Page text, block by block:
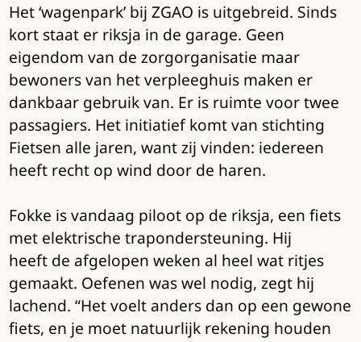
Het ‘wagenpark’ bij ZGAO is uitgebreid. Sinds
kort staat er riksja in de garage. Geen
eigendom van de zorgorganisatie maar
bewoners van het verpleeghuis maken er
dankbaar gebruik van. Er is ruimte voor twee
passagiers. Het initiatief komt van stichting
Fietsen alle jaren, want zij vinden: iedereen
heeft recht op wind door de haren.
Fokke is vandaag piloot op de riksja, een fiets
met elektrische trapondersteuning. Hij
heeft de afgelopen weken al heel wat ritjes
gemaakt. Oefenen was wel nodig, zegt hij
lachend. “Het voelt anders dan op een gewone
fiets, en je moet natuurlijk rekening houden